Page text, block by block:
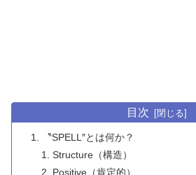
目次
〝SPELL″とは何か？
Structure（構造）
Positive（肯定的）